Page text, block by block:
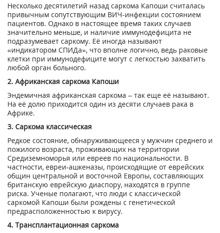
Несколько десятилетий назад саркома Капоши считалась
привычным сопутствующим ВИЧ-инфекции состоянием
пациентов. Однако в настоящее время таких случаев
значительно меньше, и наличие иммунодефицита не
подразумевает саркому. Её иногда называют
«индикатором СПИДа», что вполне логично, ведь раковые
клетки при иммунодефиците могут с легкостью захватить
любой орган больного.
2. Африканская саркома Капоши
Эндемичная африканская саркома – так еще её называют.
На её долю приходится один из десяти случаев рака в
Африке.
3. Саркома классическая
Редкое состояние, обнаруживающееся у мужчин среднего и
пожилого возраста, проживающих на территории
Средиземноморья или евреев по национальности. В
частности, евреи-ашкеназы, происходящие от еврейских
общин центральной и восточной Европы, составляющих
британскую еврейскую диаспору, находятся в группе
риска. Ученые полагают, что люди с классической
саркомой Капоши были рождены с генетической
предрасположенностью к вирусу.
4. Трансплантационная саркома